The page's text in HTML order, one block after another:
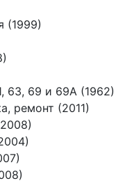
(1999)
63, 69 и 69A (1962)
ремонт (2011)